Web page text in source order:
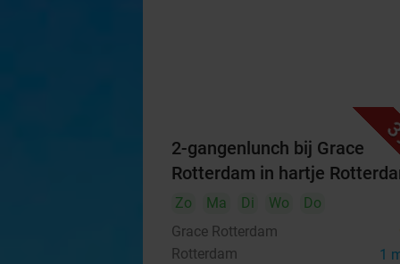
2-gangenlunch bij Grace
Rotterdam in hartje
Zo Ma Di Wo
Do
Grace Rotterdam
Rotterdam 1